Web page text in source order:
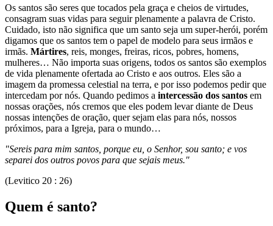
Os santos são seres que tocados pela graça e cheios de virtudes,
consagram suas vidas para seguir plenamente a palavra de Cristo.
Cuidado, isto não significa que um santo seja um super-herói, porém
digamos que os santos tem o papel de modelo para seus irmãos e
irmãs. Mártires, reis, monges, freiras, ricos, pobres, homens,
mulheres… Não importa suas origens, todos os santos são exemplos
de vida plenamente ofertada ao Cristo e aos outros. Eles são a
imagem da promessa celestial na terra, e por isso podemos pedir que
intercedam por nós. Quando pedimos a intercessão dos santos em
nossas orações, nós cremos que eles podem levar diante de Deus
nossas intenções de oração, quer sejam elas para nós, nossos
próximos, para a Igreja, para o mundo…
"Sereis para mim santos, porque eu, o Senhor, sou santo; e vos
separei dos outros povos para que sejais meus."
(Levitico 20 : 26)
Quem é santo?